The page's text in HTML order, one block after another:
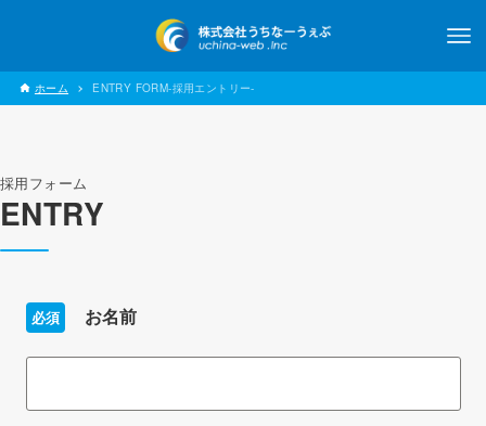
ホーム ENTRY FORM-採用エントリー-
採用フォーム
ENTRY
必須 お名前